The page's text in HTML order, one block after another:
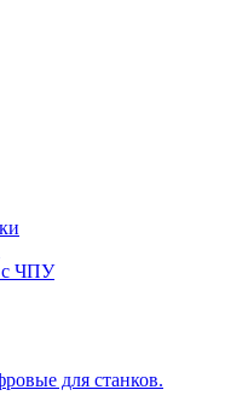
с ЧПУ
для станков.